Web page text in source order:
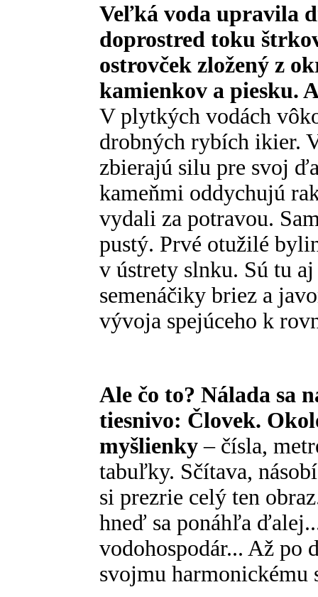
Veľká voda upravila
doprostred toku
ostrovček zložený z
kamienkov a piesku.
V plytkých vodách
drobných rybích ikier.
zbierajú silu pre svoj
kameňmi oddychujú
vydali za potravou.
pustý. Prvé otužilé
v ústrety slnku. Sú tu
semenáčiky briez a
vývoja spejúceho k
Ale čo to? Nálada sa
tiesnivo: Človek.
myšlienky – čísla,
tabuľky. Sčítava,
si prezrie celý ten
hneď sa ponáhľa
vodohospodár... Až po
svojmu harmonickému